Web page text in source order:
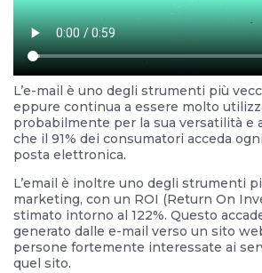
L’e-mail è uno degli strumenti più
eppure continua a essere molto
probabilmente per la sua versatilità e
che il 91% dei consumatori acceda
posta elettronica.
L’email è inoltre uno degli strumenti
marketing, con un ROI (Return On
stimato intorno al 122%. Questo
generato dalle e-mail verso un sito
persone fortemente interessate ai
quel sito.